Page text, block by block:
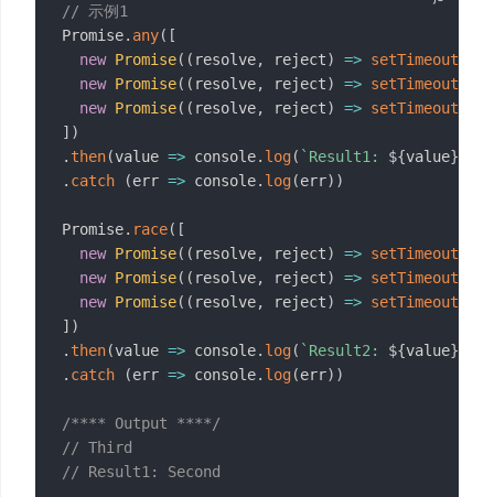
// 示例1
Promise. any( [
new Promise( ( resolve, reject) => setTimeout
new Promise( ( resolve, reject) => setTimeout
new Promise( ( resolve, reject) => setTimeout
] )
. then(value => console. log( ` Result1: ${value}
. catch (err => console. log(err) )
Promise. race( [
new Promise( ( resolve, reject) => setTimeout
new Promise( ( resolve, reject) => setTimeout
new Promise( ( resolve, reject) => setTimeout
] )
. then(value => console. log( ` Result2: ${value}
. catch (err => console. log(err) )
/**** Output ****/
// Third
// Result1: Second